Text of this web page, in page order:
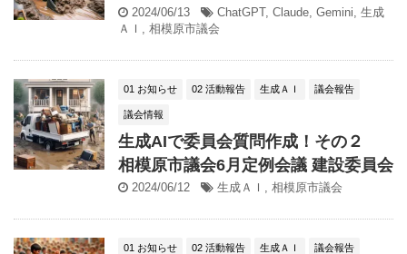
2024/06/13 ChatGPT, Claude, Gemini, 生成
ＡＩ , 相模原市議会
01 お知らせ 02 活動報告 生成ＡＩ 議会報告
議会情報
生成AIで委員会質問作成！その２
相模原市議会6月定例会議 建設委員会
2024/06/12 生成ＡＩ , 相模原市議会
01 お知らせ 02 活動報告 生成ＡＩ 議会報告